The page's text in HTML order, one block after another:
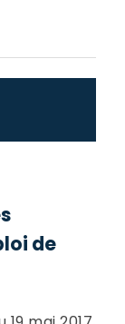
de